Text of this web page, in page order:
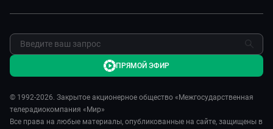
© 1992-2026. Закрытое акционерное общество «Межгосударственная
телерадиокомпания «Мир»
Все права на любые материалы, опубликованные на сайте, защищены в
ПРЯМОЙ ЭФИР